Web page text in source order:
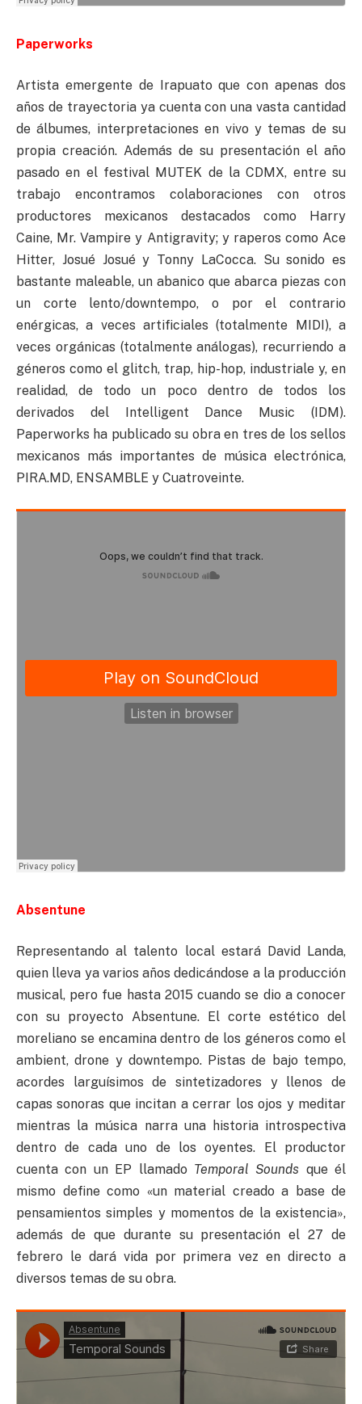
Paperworks
Artista emergente de Irapuato que con apenas dos
años de trayectoria ya cuenta con una vasta cantidad
de álbumes, interpretaciones en vivo y temas de su
propia creación. Además de su presentación el año
pasado en el festival MUTEK de la CDMX, entre su
trabajo encontramos colaboraciones con otros
productores mexicanos destacados como Harry
Caine, Mr. Vampire y Antigravity; y raperos como Ace
Hitter, Josué Josué y Tonny LaCocca. Su sonido es
bastante maleable, un abanico que abarca piezas con
un corte lento/downtempo, o por el contrario
enérgicas, a veces artificiales (totalmente MIDI), a
veces orgánicas (totalmente análogas), recurriendo a
géneros como el glitch, trap, hip-hop, industriale y, en
realidad, de todo un poco dentro de todos los
derivados del Intelligent Dance Music (IDM).
Paperworks ha publicado su obra en tres de los sellos
mexicanos más importantes de música electrónica,
PIRA.MD, ENSAMBLE y Cuatroveinte.
Absentune
Representando al talento local estará David Landa,
quien lleva ya varios años dedicándose a la producción
musical, pero fue hasta 2015 cuando se dio a conocer
con su proyecto Absentune. El corte estético del
moreliano se encamina dentro de los géneros como el
ambient, drone y downtempo. Pistas de bajo tempo,
acordes larguísimos de sintetizadores y llenos de
capas sonoras que incitan a cerrar los ojos y meditar
mientras la música narra una historia introspectiva
dentro de cada uno de los oyentes. El productor
cuenta con un EP llamado Temporal Sounds que él
mismo define como «un material creado a base de
pensamientos simples y momentos de la existencia»,
además de que durante su presentación el 27 de
febrero le dará vida por primera vez en directo a
diversos temas de su obra.